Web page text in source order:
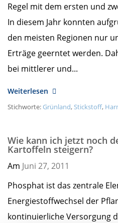
Regel mit dem ersten und
In diesem Jahr konnten
den meisten Regionen nur
Erträge geerntet werden.
bei mittlerer und...
Weiterlesen
Stichworte: Grünland, Stickstoff,
Wie kann ich jetzt noch
Kartoffeln steigern?
Am Juni 27, 2011
Phosphat ist das zentrale
Energiestoffwechsel der
kontinuierliche Versorgung